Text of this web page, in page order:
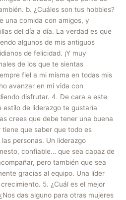
b. ¿Cuáles son tus hobbies?
una comida con amigos, y
del día a día. La verdad es que
algunos de mis antiguos
de felicidad. ¡Y muy
de los que te sientas
fiel a mi misma en todas mis
avanzar en mi vida con
disfrutar. 4. De cara a este
estilo de liderazgo te gustaría
crees que debe tener una buena
tiene que saber que todo es
personas. Un liderazgo
confiable… que sea capaz de
pero también que sea
gracias al equipo. Una líder
5. ¿Cuál es el mejor
das alguno para otras mujeres